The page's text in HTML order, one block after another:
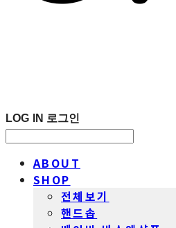
LOG IN 로그인
ABOUT
SHOP
전체보기
핸드솝